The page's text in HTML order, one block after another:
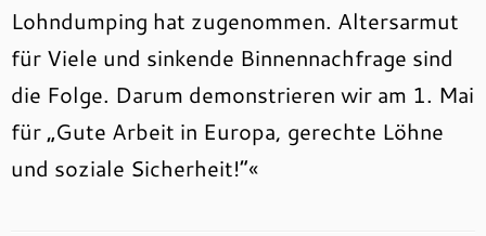
Lohndumping hat zugenommen. Altersarmut
für Viele und sinkende Binnennachfrage sind
die Folge. Darum demonstrieren wir am 1. Mai
für „Gute Arbeit in Europa, gerechte Löhne
und soziale Sicherheit!“«